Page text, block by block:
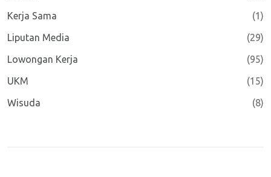
Kerja Sama
(1)
Liputan Media
(29)
Lowongan Kerja
(95)
UKM
(15)
Wisuda
(8)